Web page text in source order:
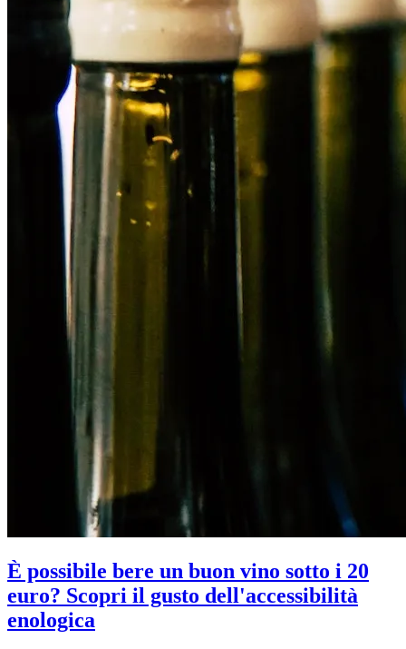
È possibile bere un buon vino sotto i 20
euro? Scopri il gusto dell'accessibilità
enologica